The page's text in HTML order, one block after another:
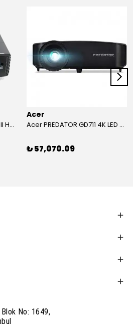
Acer P6505 5500 Lümen Full HD Toplantı Odası Projeksiyonu
Acer
Acer PREDATOR GD711 4K LED Projeksiyon
₺ 57,070.09
No: 1649,